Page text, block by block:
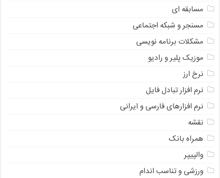
مسابقه ای
مسنجر و شبکه اجتماعی
مشکلات برنامه نویسی
موزیک پلیر و رادیو
نرخ ارز
ﻧﺮﻡ ﺍﻓﺰﺍﺭ ﺗﺒﺎﺩﻝ ﻓﺎﻳﻞ
نرم افزارهای فارسی و ایرانی
نقشه
همراه بانک
والپیپر
ورزشی و تناسب اندام